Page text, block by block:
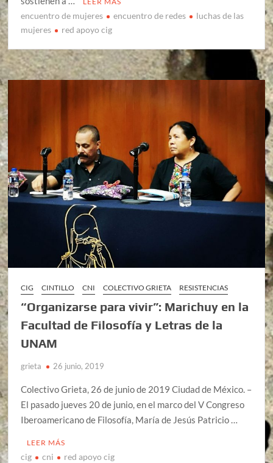
encuentro de mujeres encuentro de redes
luchas de las
mujeres
red apoyo cig
CIG CINTILLO CNI COLECTIVO GRIETA RESISTENCIAS
“Organizarse para vivir”: Marichuy en la
Facultad de Filosofía y Letras de la
UNAM
grieta 26 junio, 2019
Colectivo Grieta, 26 de junio de 2019 Ciudad de México. –
El pasado jueves 20 de junio, en el marco del V Congreso
Iberoamericano de Filosofía, María de Jesús Patricio …
LEER MÁS
cig cni red apoyo cig